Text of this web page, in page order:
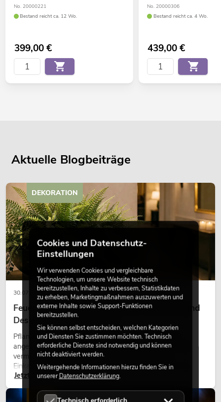
No. 20000221
Bestand reicht ca. 12 Wo.
399,00€
No. 20000306
Bestand reicht ca. 4 Wo.
439,00€
Aktuelle Blogbeiträge
30.07.2026
Feuerhemmende Kunstpflanzen: Sicherheit und
Design perfekt kombiniert
Pflanzen machen Räume lebendig. Sie schaffen eine
angenehme Atmosphäre, verbessern das Ambiente und
vermitteln Natürlichkeit. Ob in Hotels, Restaurants,
Einkaufszentren, Bürogebäuden oder auf Messeständen:
eine hochwertige Begrünung gehört heute längst zum
Jetzt lesen
DEKORATION
LICHT
Cookies und Datenschutz-
Einstellungen
Wir verwenden Cookies und vergleichbare
Technologien, um unsere Website technisch
bereitzustellen, Inhalte zu verbessern, Statistikdaten
zu erheben, Marketingmaßnahmen auszuwerten und
externe Inhalte sowie Support-Funktionen
bereitzustellen.
Sie können selbst entscheiden, welchen Kategorien
und Diensten Sie zustimmen möchten. Technisch
erforderliche Dienste sind notwendig und können
nicht deaktiviert werden.
Weitergehende Informationen hierzu finden Sie in
unsererDatenschutzerklärung.